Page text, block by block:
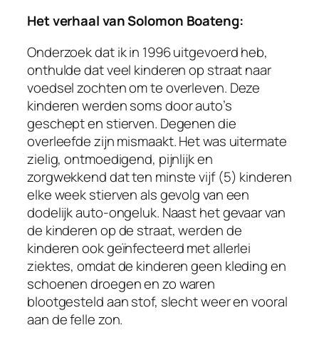
Het verhaal van Solomon Boateng:
Onderzoek dat ik in 1996 uitgevoerd heb,
onthulde dat veel kinderen op straat naar
voedsel zochten om te overleven. Deze
kinderen werden soms door auto’s
geschept en stierven. Degenen die
overleefde zijn mismaakt. Het was uitermate
zielig, ontmoedigend, pijnlijk en
zorgwekkend dat ten minste vijf (5) kinderen
elke week stierven als gevolg van een
dodelijk auto-ongeluk. Naast het gevaar van
de kinderen op de straat, werden de
kinderen ook geïnfecteerd met allerlei
ziektes, omdat de kinderen geen kleding en
schoenen droegen en zo waren
blootgesteld aan stof, slecht weer en vooral
aan de felle zon.